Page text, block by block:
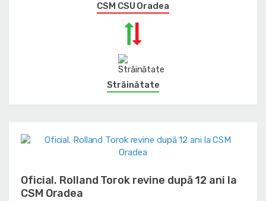
CSM CSU Oradea
Străinătate
Oficial. Rolland Torok revine după 12 ani la
CSM Oradea